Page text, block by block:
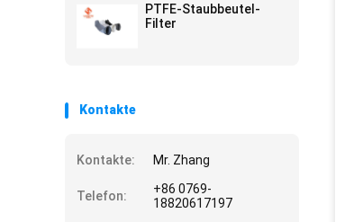
PTFE-Staubbeutel-
Filter
Kontakte
Kontakte: Mr. Zhang
Telefon:
+86 0769-
18820617197